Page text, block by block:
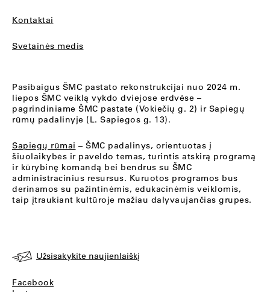
Kontaktai
Svetainės medis
Pasibaigus ŠMC pastato rekonstrukcijai nuo 2024 m.
liepos ŠMC veiklą vykdo dviejose erdvėse –
pagrindiniame ŠMC pastate (Vokiečių g. 2) ir Sapiegų
rūmų padalinyje (L. Sapiegos g. 13).
Sapiegų rūmai – ŠMC padalinys, orientuotas į
šiuolaikybės ir paveldo temas, turintis atskirą programą
ir kūrybinę komandą bei bendrus su ŠMC
administracinius resursus. Kuruotos programos bus
derinamos su pažintinėmis, edukacinėmis veiklomis,
taip įtraukiant kultūroje mažiau dalyvaujančias grupes.
Užsisakykite naujienlaiškį
Facebook